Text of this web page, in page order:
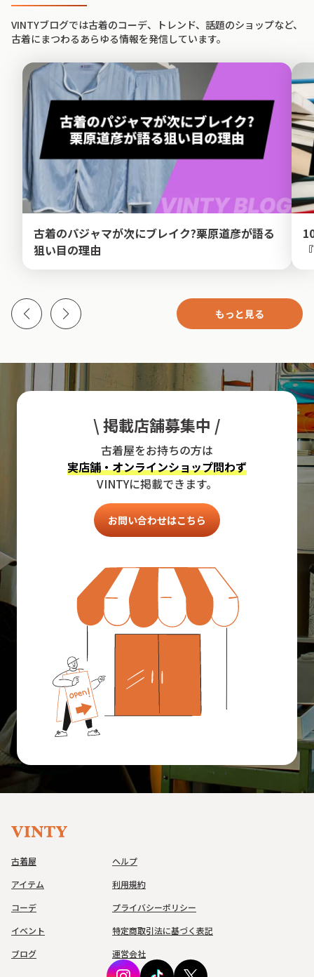
VINTYブログでは古着のコーデ、トレンド、話題のショップなど、
古着にまつわるあらゆる情報を発信しています。
古着のパジャマが次にブレイク?栗原道彦が語る
狙い目の理由
もっと見る
\ 掲載店舗募集中 /
古着屋をお持ちの方は
実店舗・オンラインショップ問わず
VINTYに掲載できます。
お問い合わせはこちら
古着屋
アイテム
コーデ
イベント
ブログ
ヘルプ
利用規約
プライバシーポリシー
特定商取引法に基づく表記
運営会社